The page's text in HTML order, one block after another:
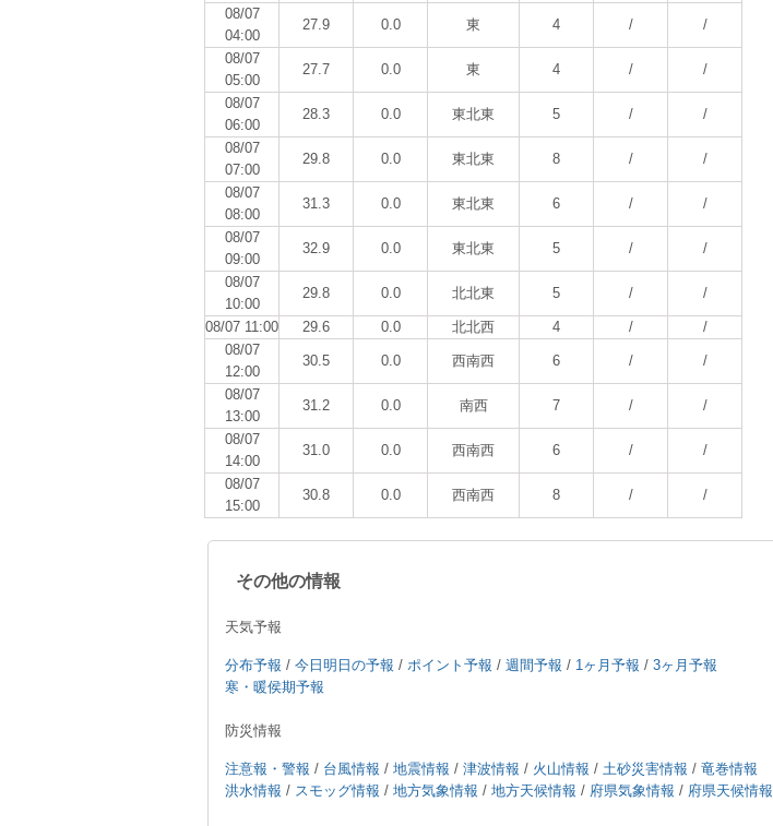
08/07
04:00
27.9 0.0 東 4 / /
08/07
05:00
27.7 0.0 東 4 / /
08/07
06:00
28.3 0.0 東北東 5 / /
08/07
07:00
29.8 0.0 東北東 8 / /
08/07
08:00
31.3 0.0 東北東 6 / /
08/07
09:00
32.9 0.0 東北東 5 / /
08/07
10:00
29.8 0.0 北北東 5 / /
08/07 11:00 29.6 0.0 北北西 4 /
/
08/07
12:00
30.5 0.0 西南西 6 / /
08/07
13:00
31.2 0.0 南西 7 / /
08/07
14:00
31.0 0.0 西南西 6 / /
08/07
15:00
30.8 0.0 西南西 8 / /
その他の情報
天気予報
分布予報 / 今日明日の予報 / ポイント予報 / 週間予報 / 1ヶ月予報 / 3ヶ月予報
寒・暖侯期予報
防災情報
注意報・警報 / 台風情報 / 地震情報 / 津波情報 / 火山情報 / 土砂災害情報 / 竜巻情報
洪水情報 / スモッグ情報 / 地方気象情報 / 地方天候情報 / 府県気象情報 / 府県天候情報